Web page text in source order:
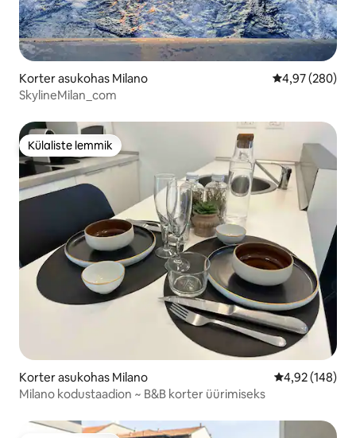
Korter asukohas Milano Keskmine
4,97 (280)
SkylineMilan_com
Külaliste lemmik
Külaliste lemmik
Korter asukohas Milano Keskmine
4,92 (148)
Milano kodustaadion ~ B&B korter üürimiseks